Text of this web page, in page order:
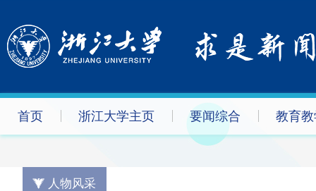
首页 浙江大学主页 要闻综合 教育
人物风采